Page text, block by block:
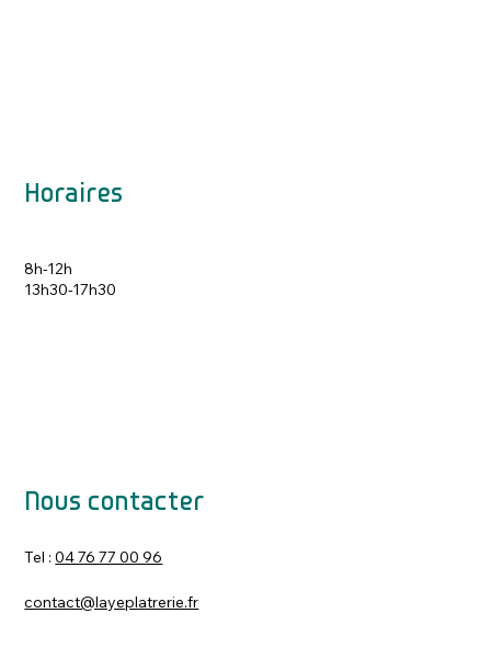
Horaires
8h-12h
13h30-17h30
Nous contacter
Tel :04 76 77 00 96
contact@layeplatrerie.fr